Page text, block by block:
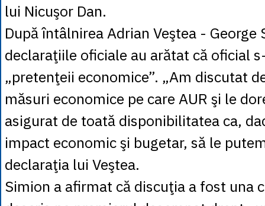
lui Nicuşor Dan.
După întâlnirea Adrian Veştea - George
declaraţiile oficiale au arătat că oficial
„pretenţeii economice”. „Am discutat
măsuri economice pe care AUR şi le
asigurat de toată disponibilitatea ca,
impact economic şi bugetar, să le
declaraţia lui Veştea.
Simion a afirmat că discuţia a fost una